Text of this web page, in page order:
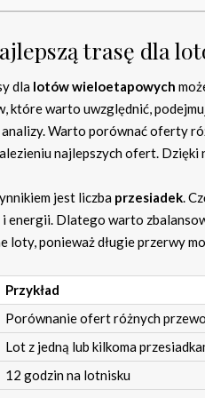
trasę dla
dla lotów wieloetapowych
które warto uwzględnić,
Warto porównać oferty
najlepszych ofert. Dzięki
jest liczba przesiadek.
i energii. Dlatego warto
loty, ponieważ długie przerwy
Przykład
Porównanie ofert różnych
Lot z jedną lub kilkoma
12 godzin na lotnisku